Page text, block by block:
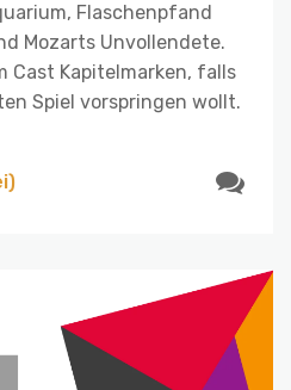
Flaschenpfand
Mozarts Unvollendete.
Cast Kapitelmarken, falls
Spiel vorspringen wollt.